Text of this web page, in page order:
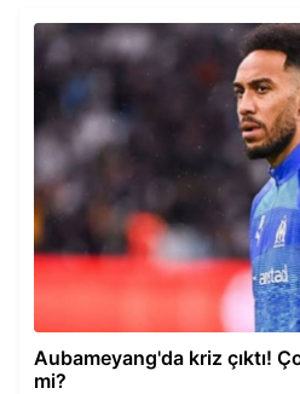
Aubameyang'da kriz çıktı!
mi?